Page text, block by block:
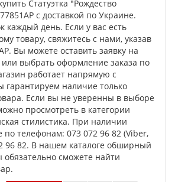
Статуэтка "Рождество
с доставкой по Украине.
каждый день. Если у вас есть
товару, свяжитесь с нами, указав
Вы можете оставить заявку на
выбрать оформление заказа по
работает напрямую с
наличие только
Если вы не уверенны в выборе
просмотреть в категории
стилистика. При наличии
по телефонам: 073 072 96 82 (Viber,
96 82. В нашем каталоге обширный
сможете найти